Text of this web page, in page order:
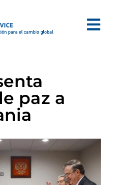
paz a